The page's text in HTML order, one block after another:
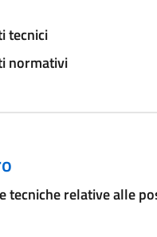
tecnici
normativi
tecniche relative alle